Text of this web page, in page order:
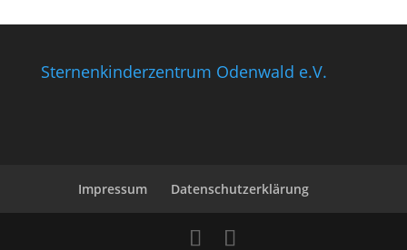
Sternenkinderzentrum Odenwald e.V.
Impressum Datenschutzerklärung